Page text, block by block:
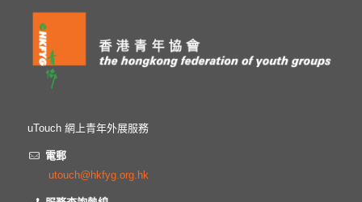
uTouch 網上青年外展服務
電郵
utouch@hkfyg.org.hk